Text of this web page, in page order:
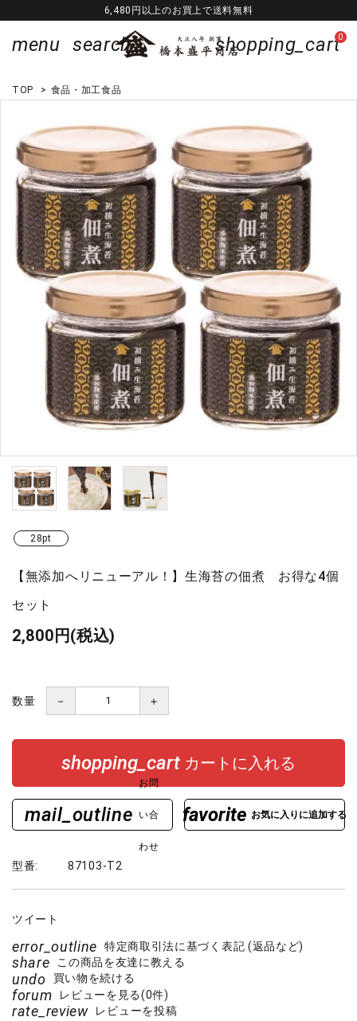
6,480円以上のお買上で送料無料
menu search 0
shopping_cart
TOP > 食品・加工食品
28pt
【無添加へリニューアル！】生海苔の佃煮 お得な4個
セット
2,800円(税込)
数量 － ＋
shopping_cart カートに入れる
mail_outline
お問
い合
わせ
favorite
型番: 87103-T2
ツイート
error_outline 特定商取引法に基づく表記 (返品など)
share この商品を友達に教える
undo 買い物を続ける
forum レビューを見る(0件)
rate_review レビューを投稿